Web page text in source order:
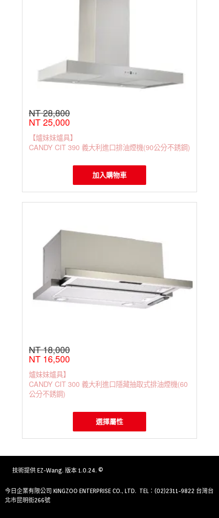
NT 28,800
NT 25,000
【爐妹妹爐具】
CANDY CIT 390 義大利進口排油煙機(90公分不銹鋼)
加入購物車
NT 18,000
NT 16,500
爐妹妹爐具】
CANDY CIT 300 義大利進口隱藏抽取式排油煙機(60
公分不銹鋼)
選擇屬性
技術提供 EZ-Wang. 版本 1.0.24. ©
今日企業有限公司 KINGZOO ENTERPRISE CO., LTD. TEL：(02)2311-9822 台灣台
北市昆明街266號